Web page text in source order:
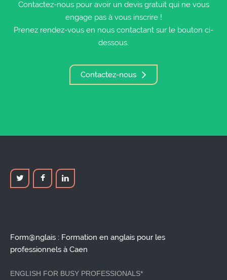
Contactez-nous pour avoir un devis gratuit qui ne vous
engage pas à vous inscrire !
Prenez rendez-vous en nous contactant sur le bouton ci-
dessous.
Contactez-nous
Form@nglais : Formation en anglais pour les
professionnels à Caen
ENGLISH FOR BUSY PROFESSIONALS*